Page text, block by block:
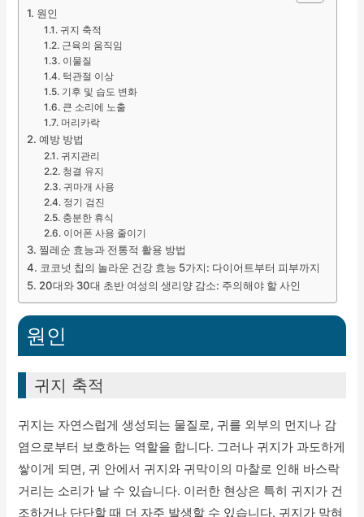
원인
귀지 축적
근육의 움직임
이물질
턱관절 이상
기후 및 습도 변화
큰 소리에 노출
머리카락
예방 방법
귀지관리
청결 유지
귀마개 사용
정기 검진
충분한 휴식
이어폰 사용 줄이기
찔레순 효능과 전통적 활용 방법
코코넛 칩의 놀라운 건강 효능 5가지: 다이어트부터 피부까지
20대와 30대 초반 여성의 생리양 감소: 주의해야 할 사인
원인
귀지 축적
귀지는 자연스럽게 생성되는 물질로, 귀를 외부의 먼지나 감
염으로부터 보호하는 역할을 합니다. 그러나 귀지가 과도하게
쌓이게 되면, 귀 안에서 귀지와 귀막이의 마찰로 인해 바스락
거리는 소리가 날 수 있습니다. 이러한 현상은 특히 귀지가 건
조하거나 단단할 때 더 자주 발생할 수 있습니다. 귀지가 막혀